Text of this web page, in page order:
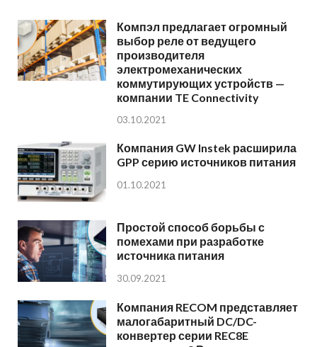
Компэл предлагает огромный
выбор реле от ведущего
производителя
электромеханических
коммутирующих устройств —
компании TE Connectivity
03.10.2021
Компания GW Instek расширила
GPP серию источников питания
01.10.2021
Простой способ борьбы с
помехами при разработке
источника питания
30.09.2021
Компания RECOM представляет
малогабаритный DC/DC-
конвертер серии REC8E